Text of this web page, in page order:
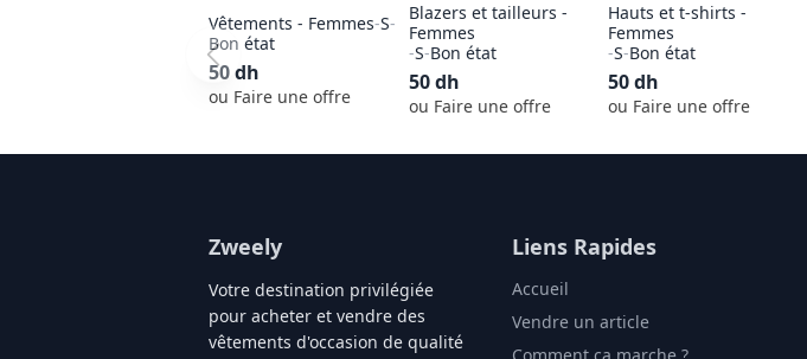
Vêtements - Femmes-S-
Bon état
50dh
ou Faire une offre
Blazers et tailleurs -
Femmes
-S-Bon état
50dh
ou Faire une offre
Hauts et t-shirts -
Femmes
-S-Bon état
50dh
ou Faire une offre
Zweely
Votre destination privilégiée
pour acheter et vendre des
vêtements d'occasion de qualité
Liens Rapides
Accueil
Vendre un article